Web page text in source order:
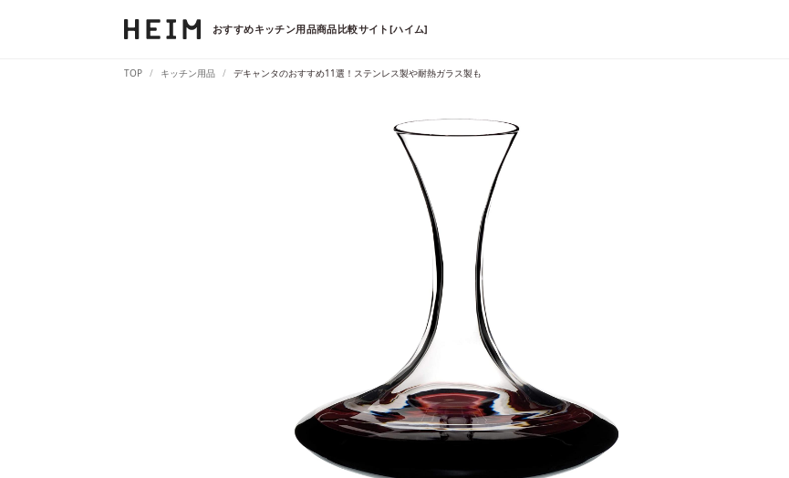
おすすめキッチン用品商品比較サイト[ハイム]
TOP キッチン用品 デキャンタのおすすめ11選！ステンレス製や耐熱ガラス製も